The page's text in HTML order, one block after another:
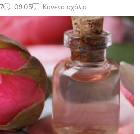
09:05 Κανένα σχόλιο